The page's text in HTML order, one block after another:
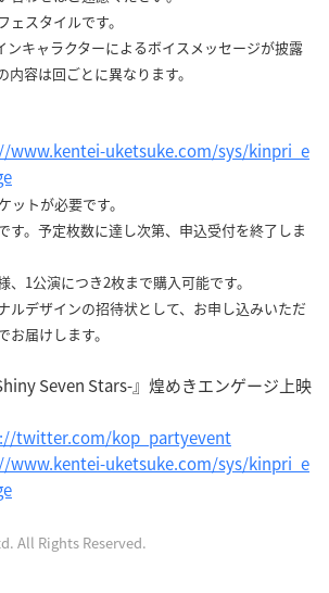
スタイルです。
キャラクターによるボイスメッセージが披露
内容は回ごとに異なります。
www.kentei-uketsuke.com/sys/kinpri_e
トが必要です。
す。予定枚数に達し次第、申込受付を終了しま
1公演につき2枚まで購入可能です。
ルデザインの招待状として、お申し込みいただ
届けします。
Shiny Seven Stars-』煌めきエンゲージ上映
twitter.com/kop_partyevent
www.kentei-uketsuke.com/sys/kinpri_e
All Rights Reserved.